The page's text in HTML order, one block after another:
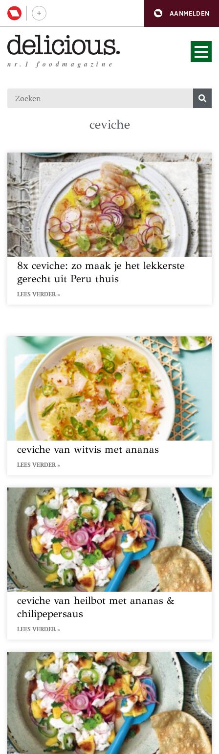
AANMELDEN
nr.1 foodmagazine
ceviche
8x ceviche: zo maak je het lekkerste
gerecht uit Peru thuis
LEES VERDER »
ceviche van witvis met ananas
LEES VERDER »
ceviche van heilbot met ananas &
chilipepersaus
LEES VERDER »